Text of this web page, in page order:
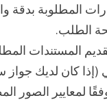
المطلوبة
الطلب.
المستندات
(إذا كان لديك
لمعايير الصور